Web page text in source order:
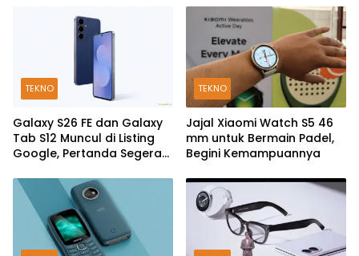
TEKNO
Galaxy S26 FE dan Galaxy
Tab S12 Muncul di Listing
Google, Pertanda Segera
TEKNO
Jajal Xiaomi Watch S5 46
mm untuk Bermain Padel,
Begini Kemampuannya